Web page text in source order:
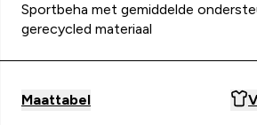
Sportbeha met gemiddelde
gerecycled materiaal
Maattabel